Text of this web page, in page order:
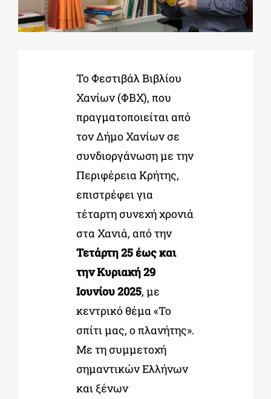
ΕΚΠΑΙΔΕΥΤΙΚΑ ΙΔΡΥΜΑΤΑ
ΠΟΛΙΤΙΣΤΙΚΟΙ ΦΟΡΕΙΣ
Το Φεστιβάλ Βιβλίου
Χανίων (ΦΒΧ), που
πραγματοποιείται από
τον Δήμο Χανίων σε
συνδιοργάνωση με την
Περιφέρεια Κρήτης,
επιστρέφει για
τέταρτη συνεχή χρονιά
στα Χανιά, από την
Τετάρτη 25 έως και
την Κυριακή 29
Ιουνίου 2025, με
κεντρικό θέμα «Το
σπίτι μας, ο πλανήτης».
Με τη συμμετοχή
σημαντικών Ελλήνων
και ξένων